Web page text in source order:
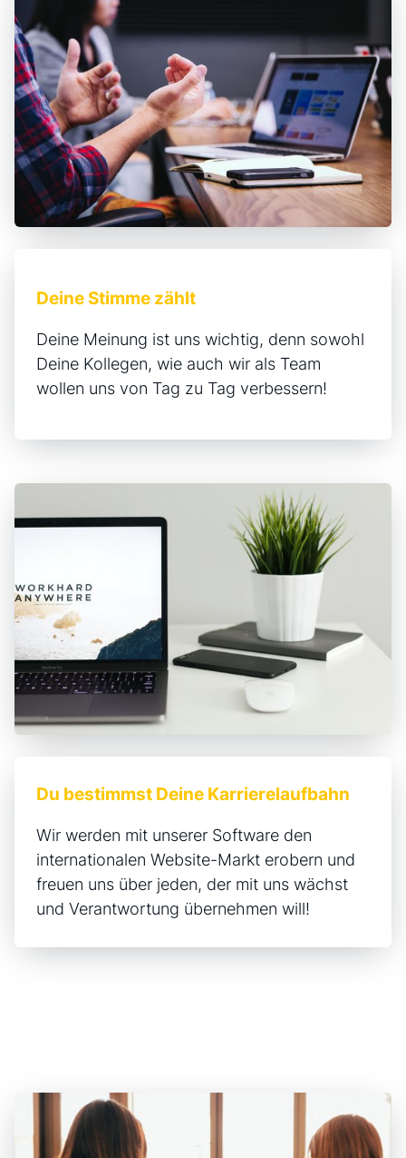
Deine Stimme zählt
Deine Meinung ist uns wichtig, denn sowohl
Deine Kollegen, wie auch wir als Team
wollen uns von Tag zu Tag verbessern!
Du bestimmst Deine Karrierelaufbahn
Wir werden mit unserer Software den
internationalen Website-Markt erobern und
freuen uns über jeden, der mit uns wächst
und Verantwortung übernehmen will!